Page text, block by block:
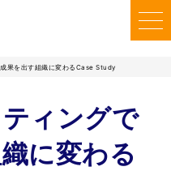
果を出す組織に変わるCase Study
ィングで
に変わる